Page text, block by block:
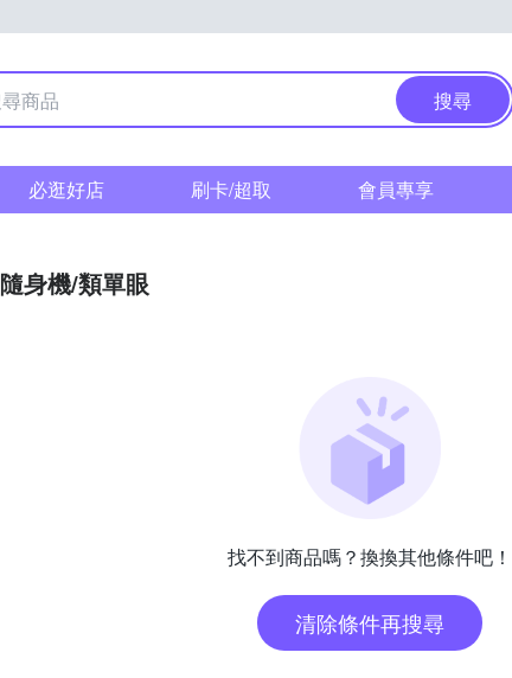
搜尋
必逛好店 刷卡/超取 會員專享
隨身機/類單眼
找不到商品嗎？換換其他條件吧！
清除條件再搜尋